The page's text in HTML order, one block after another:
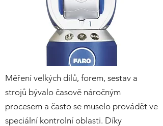
Měření velkých dílů, forem, sestav a
strojů bývalo časově náročným
procesem a často se muselo provádět ve
speciální kontrolní oblasti. Díky